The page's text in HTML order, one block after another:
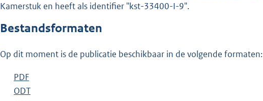
o
Kamerstuk en heeft als identifier "kst-33400-I-9".
Bestandsformaten
Op dit moment is de publicatie beschikbaar in de volgende formaten:
D
o
PDF
e
D
ODT